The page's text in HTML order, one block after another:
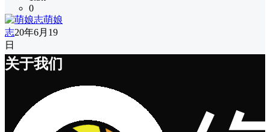
0
萌娘
志20年6月19
日
关于我们